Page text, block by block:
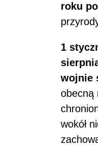
roku
1
wojnie
obecną
wokół